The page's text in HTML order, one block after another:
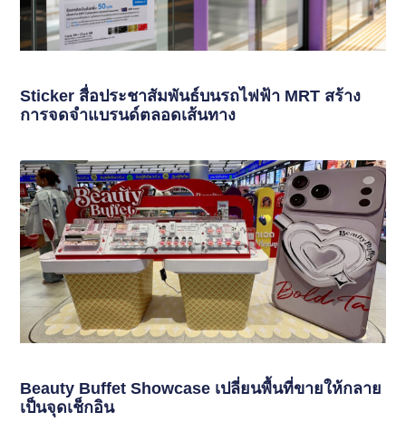
Sticker สื่อประชาสัมพันธ์บนรถไฟฟ้า MRT สร้าง
การจดจำแบรนด์ตลอดเส้นทาง
Beauty Buffet Showcase เปลี่ยนพื้นที่ขายให้กลาย
เป็นจุดเช็กอิน